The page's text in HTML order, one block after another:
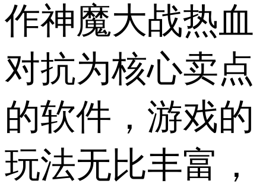
作神魔大战热血
对抗为核心卖点
的软件，游戏的
玩法无比丰富，